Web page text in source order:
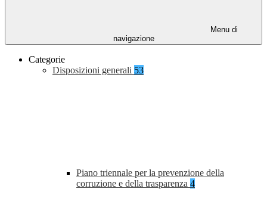
Menu di
navigazione
Categorie
Disposizioni generali 53
Piano triennale per la prevenzione della
corruzione e della trasparenza 4